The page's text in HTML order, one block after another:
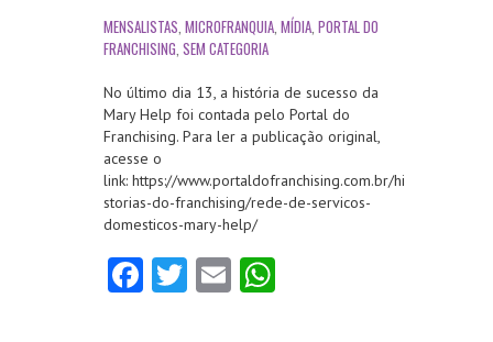
MENSALISTAS, MICROFRANQUIA, MÍDIA, PORTAL DO
FRANCHISING, SEM CATEGORIA
No último dia 13, a história de sucesso da
Mary Help foi contada pelo Portal do
Franchising. Para ler a publicação original,
acesse o
link: https://www.portaldofranchising.com.br/hi
storias-do-franchising/rede-de-servicos-
domesticos-mary-help/
Fa T E